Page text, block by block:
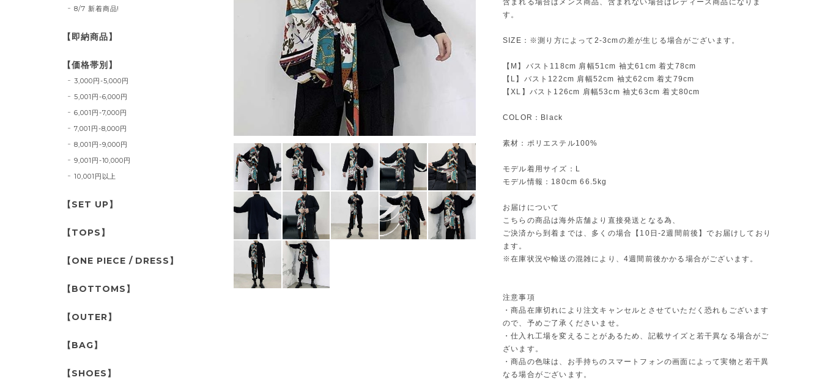
含まれる場合はメンズ商品、含まれない場合はレディース商品になりま
す。
SIZE：※測り方によって2-3cmの差が生じる場合がございます。
【M】バスト118cm 肩幅51cm 袖丈61cm 着丈78cm
【L】バスト122cm 肩幅52cm 袖丈62cm 着丈79cm
【XL】バスト126cm 肩幅53cm 袖丈63cm 着丈80cm
COLOR：Black
素材：ポリエステル100%
モデル着用サイズ：L
モデル情報：180cm 66.5kg
お届けについて
こちらの商品は海外店舗より直接発送となる為、
ご決済から到着までは、多くの場合【10日-2週間前後】でお届けしており
ます。
※在庫状況や輸送の混雑により、4週間前後かかる場合がございます。
注意事項
・商品在庫切れにより注文キャンセルとさせていただく恐れもございます
ので、予めご了承くださいませ。
・仕入れ工場を変えることがあるため、記載サイズと若干異なる場合がご
ざいます。
・商品の色味は、お手持ちのスマートフォンの画面によって実物と若干異
なる場合がございます。
8/7 新着商品!
【即納商品】
【価格帯別】
3,000円-5,000円
5,001円-6,000円
6,001円-7,000円
7,001円-8,000円
8,001円-9,000円
9,001円-10,000円
10,001円以上
【SET UP】
【TOPS】
【ONE PIECE / DRESS】
【BOTTOMS】
【OUTER】
【BAG】
【SHOES】